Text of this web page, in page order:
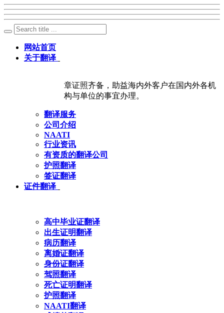
网站首页
关于翻译
章证照齐备，助益海内外客户在国内外各机
构与单位的事宜办理。
翻译服务
公司介绍
NAATI
行业资讯
有资质的翻译公司
护照翻译
签证翻译
证件翻译
高中毕业证翻译
出生证明翻译
病历翻译
离婚证翻译
身份证翻译
驾照翻译
死亡证明翻译
护照翻译
NAATI翻译